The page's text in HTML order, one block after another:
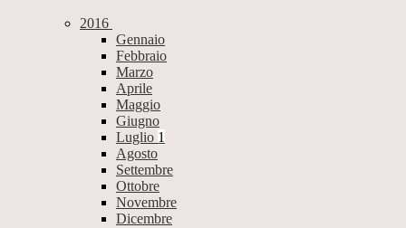
2016
Gennaio
Febbraio
Marzo
Aprile
Maggio
Giugno
Luglio 1
Agosto
Settembre
Ottobre
Novembre
Dicembre